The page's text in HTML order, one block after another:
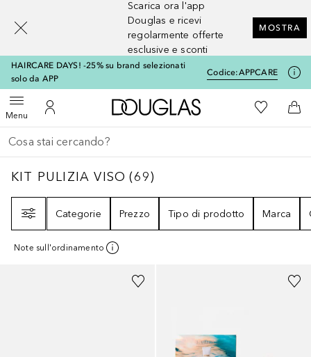
Scarica ora l'app
Douglas e ricevi
regolarmente offerte
esclusive e sconti
MOSTRA
HAIRCARE DAYS! -25% su brand selezionati
solo da APP
Codice:APPCARE
MenuApri menuAl Mio Account
A Douglas HomeAlla Mia
Al
Torna indietro
Esegui ricerca
KIT PULIZIA VISO69
KIT PULIZIA VISO (69)
Categorie
Prezzo Tipo di prodotto Marca
Note sull'ordinamento
[navigation.slideout.screenreader]